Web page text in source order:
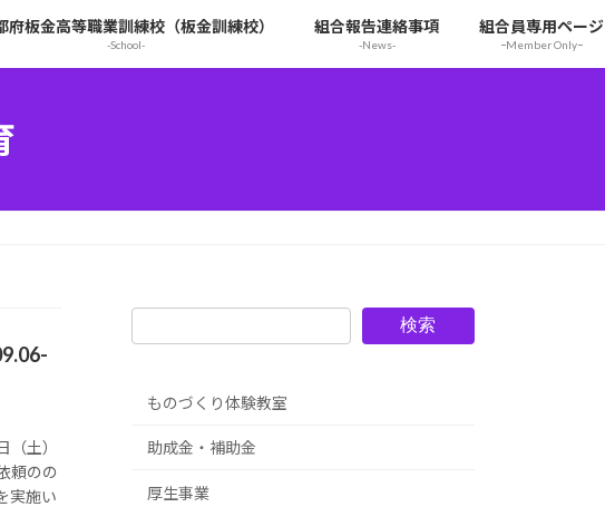
府板金高等職業訓練校（板金訓練校）
-School-
組合報告連絡事項
-News-
組合員専用ページ
ｰMember Onlyｰ
土）
頼のの
実施い
検索
ものづくり体験教室
助成金・補助金
厚生事業